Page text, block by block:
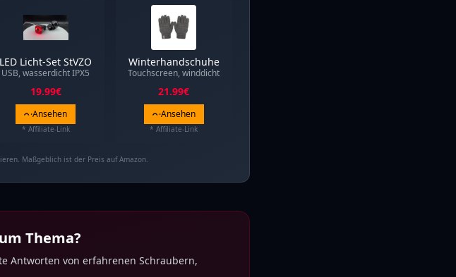
LED Licht-Set StVZO
USB, wasserdicht IPX5
19.99€
Ansehen
* Affiliate-Link
Winterhandschuhe
Touchscreen, winddicht
21.99€
Ansehen
* Affiliate-Link
Maßgeblich ist der Preis auf Amazon.
Thema?
Antworten von erfahrenen Schraubern,